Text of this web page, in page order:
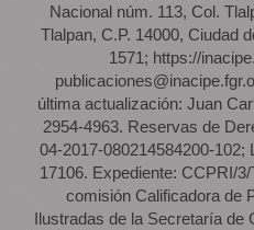
Nacional núm. 113, Col.
Tlalpan, C.P. 14000, Ciudad
1571; https://
última actualización: Juan
2954-4963. Reservas de
04-2017-080214584200-102;
17106. Expediente: CCPRI/
comisión Calificadora de
Ilustradas de la Secretaría de